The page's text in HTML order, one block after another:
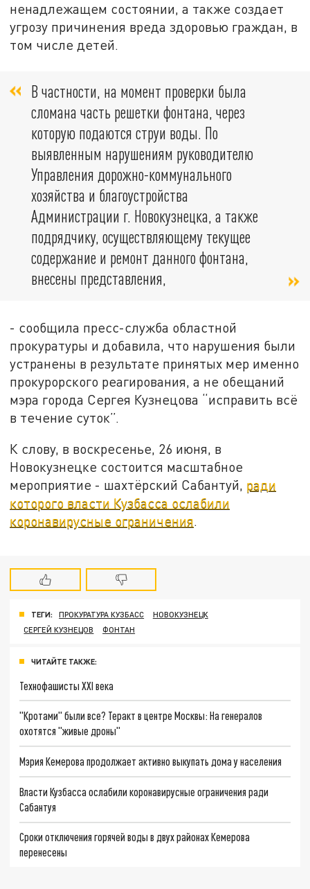
ненадлежащем состоянии, а также создает
угрозу причинения вреда здоровью граждан, в
том числе детей.
В частности, на момент проверки была
сломана часть решетки фонтана, через
которую подаются струи воды. По
выявленным нарушениям руководителю
Управления дорожно-коммунального
хозяйства и благоустройства
Администрации г. Новокузнецка, а также
подрядчику, осуществляющему текущее
содержание и ремонт данного фонтана,
внесены представления,
- сообщила пресс-служба областной
прокуратуры и добавила, что нарушения были
устранены в результате принятых мер именно
прокурорского реагирования, а не обещаний
мэра города Сергея Кузнецова “исправить всё
в течение суток”.
К слову, в воскресенье, 26 июня, в
Новокузнецке состоится масштабное
мероприятие - шахтёрский Сабантуй, ради
которого власти Кузбасса ослабили
коронавирусные ограничения.
ТЕГИ: ПРОКУРАТУРА КУЗБАСС
НОВОКУЗНЕЦК
СЕРГЕЙ КУЗНЕЦОВ
ФОНТАН
ЧИТАЙТЕ ТАКЖЕ:
Технофашисты XXI века
"Кротами" были все? Теракт в центре Москвы: На генералов
охотятся "живые дроны"
Мэрия Кемерова продолжает активно выкупать дома у населения
Власти Кузбасса ослабили коронавирусные ограничения ради
Сабантуя
Сроки отключения горячей воды в двух районах Кемерова
перенесены